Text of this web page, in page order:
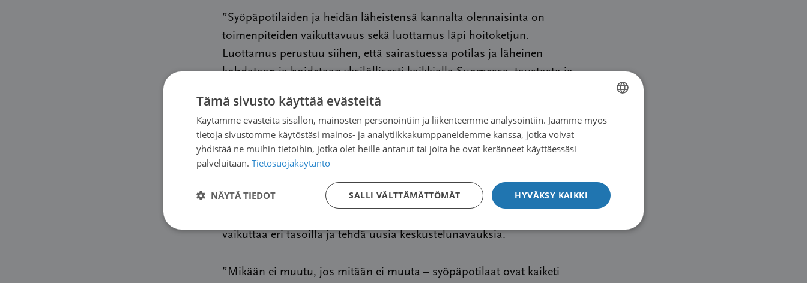
”Syöpäpotilaiden ja heidän läheistensä kannalta olennaisinta on
toimenpiteiden vaikuttavuus sekä luottamus läpi hoitoketjun.
Luottamus perustuu siihen, että sairastuessa potilas ja läheinen
kohdataan ja hoidetaan yksilöllisesti kaikkialla Suomessa, taustasta ja
lisääntyessä, potilaat eivät saa joutua pelkäämään onko heitä varaa
hoitaa. Suomessa ei ole varaa diagnoosiviiveisiin, eikä luottamuksen
murenemiseen terveydenhuoltoa kohtaan. Tuoreen kansallisen
syöpästrategian viipymätön toimeenpano on sekä potilaiden, läheisten
että koko yhteiskunnan kannalta kriittisen tärkeää.”
vaikuttaa eri tasoilla ja tehdä uusia keskustelunavauksia.
” Mikään ei muutu, jos mitään ei muuta – syöpäpotilaat ovat kaiketi
FINNISH
Tämä sivusto käyttää evästeitä
Käytämme evästeitä sisällön, mainosten personointiin ja liikenteemme analysointiin. Jaamme myös
tietoja sivustomme käytöstäsi mainos- ja analytiikkakumppaneidemme kanssa, jotka voivat
yhdistää ne muihin tietoihin, jotka olet heille antanut tai joita he ovat keränneet käyttäessäsi
palveluitaan. Tietosuojakäytäntö
HYVÄKSY KAIKKI
SALLI VÄLTTÄMÄTTÖMÄT
NÄYTÄ TIEDOT